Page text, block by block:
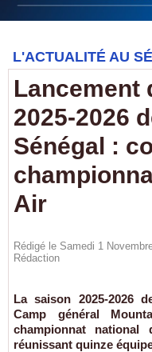
L'ACTUALITÉ AU
Lancement
2025-2026
Sénégal :
Air
Rédigé le Samedi 1
Rédaction
La saison 2025-2026
Camp général
championnat national
réunissant quinze